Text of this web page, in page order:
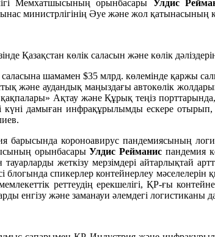
Мемхатшысының орынбасары Улдис
министрлігінің Әуе және жол қатынасының
Қазақстан көлік саласын және көлік
шамамен $35 млрд. көлемінде қаржы
және аудандық маңыздағы автокөлік
Ақтау және Құрық теңіз
күні дамыған инфрақұрылымды ескере отырып,
барысында короноавирус пандемиясының
орынбасарыУлдис Рейманис пандемия
жеткізу мерзімдері айтарлықтай
блогында спикерлер контейнерлеу
реттеудің ерекшелігі, ҚР-ғы
енгізу және заманауи әлемдегі логистиканы